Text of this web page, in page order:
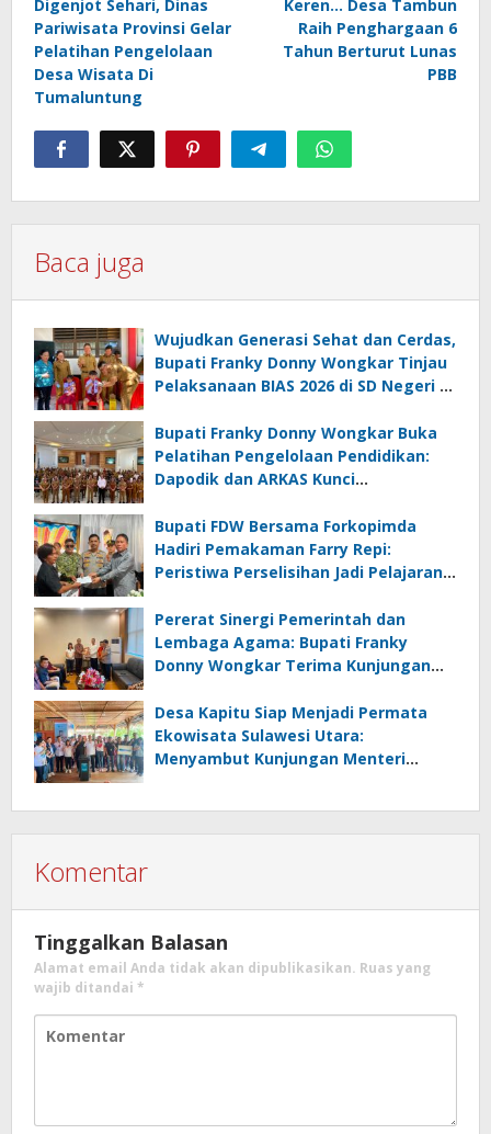
pos
Digenjot Sehari, Dinas
Pariwisata Provinsi Gelar
Pelatihan Pengelolaan
Desa Wisata Di
Tumaluntung
Keren… Desa Tambun
Raih Penghargaan 6
Tahun Berturut Lunas
PBB
Baca juga
Wujudkan Generasi Sehat dan Cerdas,
Bupati Franky Donny Wongkar Tinjau
Pelaksanaan BIAS 2026 di SD Negeri 2
Bupati Franky Donny Wongkar Buka
Pelatihan Pengelolaan Pendidikan:
Dapodik dan ARKAS Kunci
Minahasa Selatan
Bupati FDW Bersama Forkopimda
Hadiri Pemakaman Farry Repi:
Peristiwa Perselisihan Jadi Pelajaran,
Diutamakan
Pererat Sinergi Pemerintah dan
Lembaga Agama: Bupati Franky
Donny Wongkar Terima Kunjungan
Desa Kapitu Siap Menjadi Permata
Ekowisata Sulawesi Utara:
Menyambut Kunjungan Menteri
Komentar
Tinggalkan Balasan
Alamat email Anda tidak akan dipublikasikan. Ruas yang
wajib ditandai *